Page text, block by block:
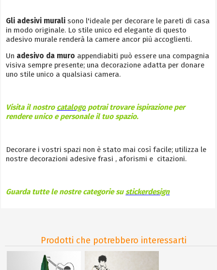
Gli adesivi murali sono l'ideale per decorare le pareti di casa
in modo originale. Lo stile unico ed elegante di questo
adesivo murale renderà la camere ancor più accoglienti.
Un adesivo da muro appendiabiti può essere una compagnia
visiva sempre presente; una decorazione adatta per donare
uno stile unico a qualsiasi camera.
Visita il nostro catalogo potrai trovare ispirazione per
rendere unico e personale il tuo spazio.
Decorare i vostri spazi non è stato mai così facile; utilizza le
nostre decorazioni adesive frasi , aforismi e citazioni.
Guarda tutte le nostre categorie sustickerdesign
Prodotti che potrebbero interessarti